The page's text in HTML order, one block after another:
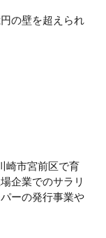
の壁を超えられ
業を目指す方や
ース）は、今や
至るが、ここ
崎市宮前区で育
企業でのサラリ
ーの発行事業や
園都市ミセス